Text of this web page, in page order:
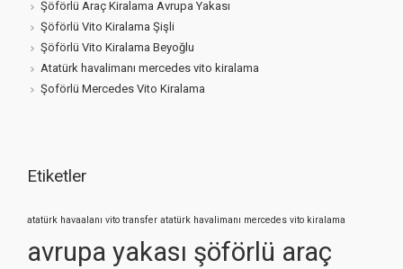
Şöförlü Araç Kiralama Avrupa Yakası
Şöförlü Vito Kiralama Şişli
Şöförlü Vito Kiralama Beyoğlu
Atatürk havalimanı mercedes vito kiralama
Şoförlü Mercedes Vito Kiralama
Etiketler
atatürk havaalanı vito transfer atatürk havalimanı mercedes vito kiralama
avrupa yakası şöförlü araç